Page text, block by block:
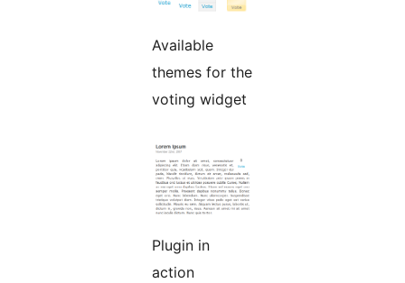
Available
themes for the
voting widget
Plugin in
action